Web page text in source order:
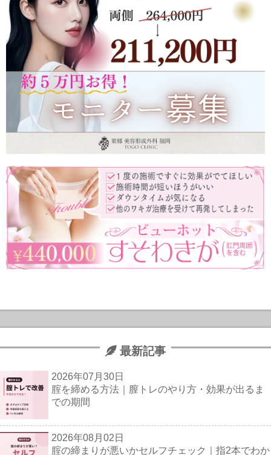
最新記事
2026年07月30日
腟を締める方法｜膣トレのやり方・効果が出るま
での期間
2026年08月02日
腟の締まりが悪いかセルフチェック｜指2本でわか